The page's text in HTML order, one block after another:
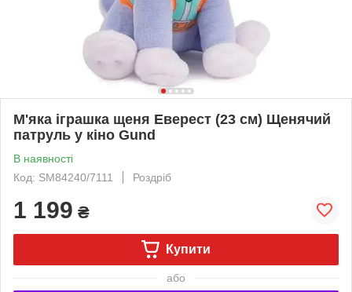
М'яка іграшка щеня Еверест (23 см) Щенячий
патруль у кіно Gund
В наявності
Код: SM84240/7111
Роздріб
1 199 ₴
Купити
або